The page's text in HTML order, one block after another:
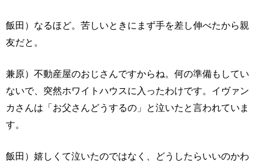
飯田）なるほど。苦しいときにまず手を差し伸べたから親
友だと。
兼原）不動産屋のおじさんですからね。何の準備もしてい
ないで、突然ホワイトハウスに入ったわけです。イヴァン
カさんは「お父さんどうするの」と泣いたと言われていま
す。
飯田）嬉しくて泣いたのではなく、どうしたらいいのかわ